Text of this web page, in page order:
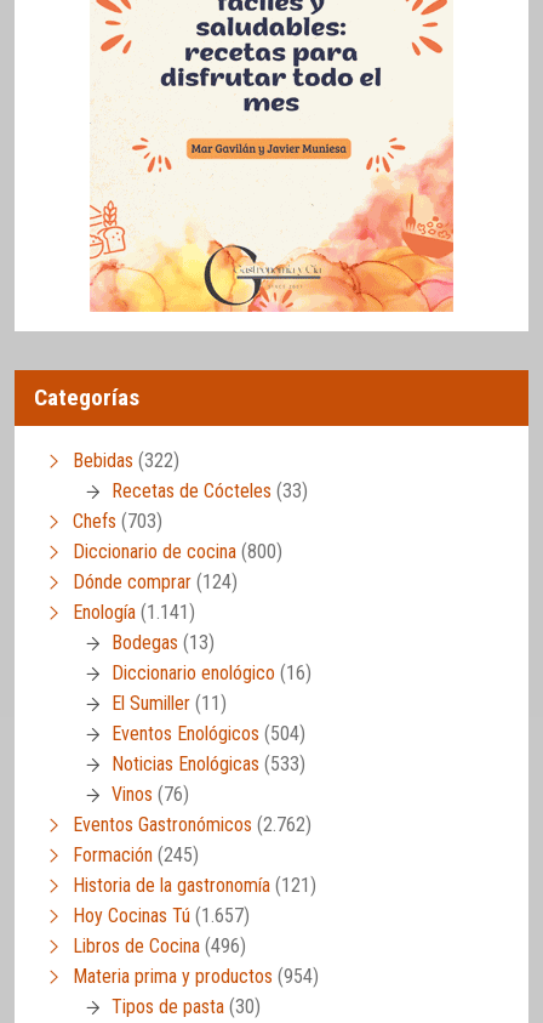
Categorías
Bebidas (322)
Recetas de Cócteles (33)
Chefs (703)
Diccionario de cocina (800)
Dónde comprar (124)
Enología (1.141)
Bodegas (13)
Diccionario enológico (16)
El Sumiller (11)
Eventos Enológicos (504)
Noticias Enológicas (533)
Vinos (76)
Eventos Gastronómicos (2.762)
Formación (245)
Historia de la gastronomía (121)
Hoy Cocinas Tú (1.657)
Libros de Cocina (496)
Materia prima y productos (954)
Tipos de pasta (30)